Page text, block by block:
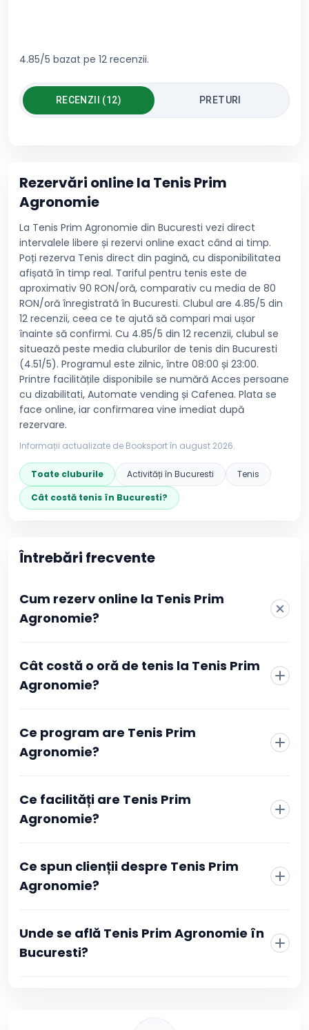
4.85/5 bazat pe 12 recenzii.
RECENZII (12) PRETURI
Rezervări online la Tenis Prim
Agronomie
La Tenis Prim Agronomie din Bucuresti vezi direct
intervalele libere și rezervi online exact când ai timp.
Poți rezerva Tenis direct din pagină, cu disponibilitatea
afișată în timp real. Tariful pentru tenis este de
aproximativ 90 RON/oră, comparativ cu media de 80
RON/oră înregistrată în Bucuresti. Clubul are 4.85/5 din
12 recenzii, ceea ce te ajută să compari mai ușor
înainte să confirmi. Cu 4.85/5 din 12 recenzii, clubul se
situează peste media cluburilor de tenis din Bucuresti
(4.51/5). Programul este zilnic, între 08:00 și 23:00.
Printre facilitățile disponibile se numără Acces persoane
cu dizabilitati, Automate vending și Cafenea. Plata se
face online, iar confirmarea vine imediat după
rezervare.
Informații actualizate de Booksport în august 2026.
Toate cluburile Activități în Bucuresti
Tenis
Cât costă tenis în Bucuresti?
Întrebări frecvente
Cum rezerv online la Tenis Prim
Agronomie?
pagina clubului, fără telefon sau mesaje către recepție.
Alegi sportul, vezi programul actualizat în timp real și
selectezi intervalul orar care îți convine. Confirmarea se
aprobată primești imediat o confirmare în contul tău
Booksport și pe adresa de email, cu toate detaliile
rezervării.
Cât costă o oră de tenis la Tenis Prim
Agronomie?
Ce program are Tenis Prim
Agronomie?
Ce facilități are Tenis Prim
Agronomie?
Ce spun clienții despre Tenis Prim
Agronomie?
Unde se află Tenis Prim Agronomie în
Bucuresti?